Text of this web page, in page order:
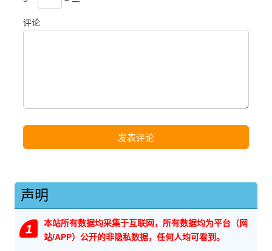
评论
声明
1
本站所有数据均采集于互联网，所有数据均为平台（网
站/APP）公开的非隐私数据，任何人均可看到。